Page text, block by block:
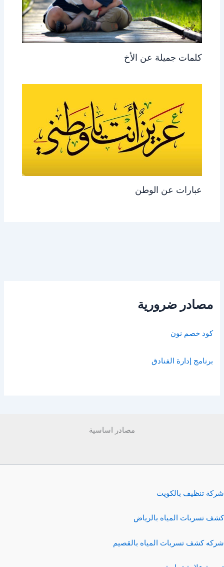
كلمات جميلة عن الأخ
عبارات عن الوطن
مصادر ضرورية
كود خصم نون
برنامج إدارة الفنادق
مصادر اساسية
شركة تنظيف بالكويت
كشف تسربات المياه بالرياض
شركه كشف تسربات المياه بالقصيم